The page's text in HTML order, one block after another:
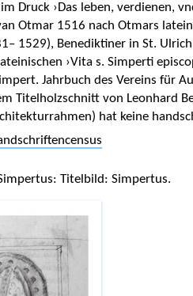
Druck ›Das leben, verdienen,
Otmar 1516 nach Otmars
1529), Benediktiner in St.
›Vita s. Simperti
Jahrbuch des Vereins für
Titelholzschnitt von Leonhard
hat keine
Titelbild: Simpertus.